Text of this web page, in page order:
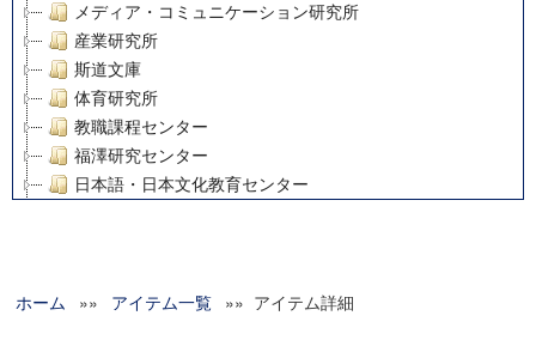
メディア・コミュニケーション研究所
産業研究所
斯道文庫
体育研究所
教職課程センター
福澤研究センター
日本語・日本文化教育センター
グローバルリサーチインスティテュート
ホーム »» アイテム一覧 »» アイテム詳細